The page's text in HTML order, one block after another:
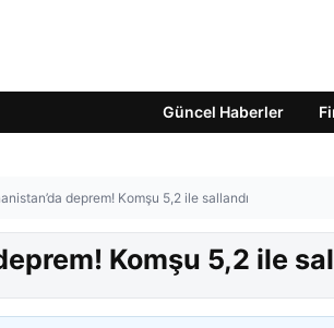
Güncel Haberler
deprem! Komşu 5,2 ile sallandı
Komşu 5,2 ile